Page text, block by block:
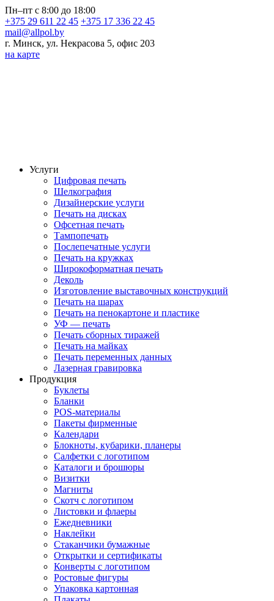
Пн–пт с 8:00 до 18:00
+375 29 611 22 45 +375 17 336 22 45
mail@allpol.by
г. Минск, ул. Некрасова 5, офис 203
на карте
Услуги
Цифровая печать
Шелкография
Дизайнерские услуги
Печать на дисках
Офсетная печать
Тампопечать
Послепечатные услуги
Печать на кружках
Широкоформатная печать
Деколь
Изготовление выставочных конструкций
Печать на шарах
Печать на пенокартоне и пластике
УФ — печать
Печать сборных тиражей
Печать на майках
Печать переменных данных
Лазерная гравировка
Продукция
Буклеты
Бланки
POS-материалы
Пакеты фирменные
Календари
Блокноты, кубарики, планеры
Салфетки с логотипом
Каталоги и брошюры
Визитки
Магниты
Скотч с логотипом
Листовки и флаеры
Ежедневники
Наклейки
Стаканчики бумажные
Открытки и сертификаты
Конверты с логотипом
Ростовые фигуры
Упаковка картонная